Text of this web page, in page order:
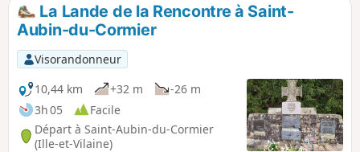
La Lande de la Rencontre à Saint-
Aubin-du-Cormier
Visorandonneur
10,44 km
+32 m
-26 m
3h 05
Facile
Départ à Saint-Aubin-du-Cormier
(Ille-et-Vilaine)